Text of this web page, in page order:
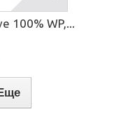
100% WP,...